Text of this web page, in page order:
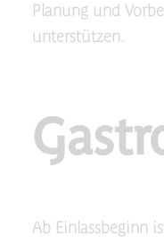
Planung und
unterstützen.
Ab Einlassbeginn